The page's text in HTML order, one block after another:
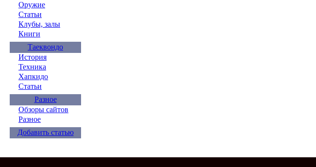
Оружие
Статьи
Клубы, залы
Книги
Таеквондо
История
Техника
Хапкидо
Статьи
Разное
Обзоры сайтов
Разное
Добавить статью